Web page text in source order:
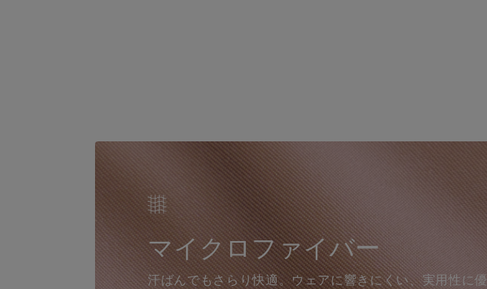
マイクロファイバー
汗ばんでもさらり快適。ウェアに響きにくい、実用性に優